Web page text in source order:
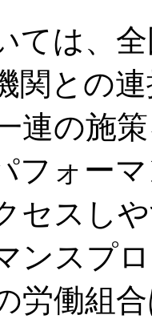
ては、
関との
連の施
フォー
セスし
ンスプ
労働組